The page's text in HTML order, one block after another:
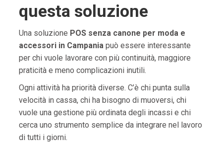
questa soluzione
Una soluzione POS senza canone per moda e
accessori in Campaniapuò essere interessante
per chi vuole lavorare con più continuità, maggiore
praticità e meno complicazioni inutili.
Ogni attività ha priorità diverse. C’è chi punta sulla
velocità in cassa, chi ha bisogno di muoversi, chi
vuole una gestione più ordinata degli incassi e chi
cerca uno strumento semplice da integrare nel lavoro
di tutti i giorni.